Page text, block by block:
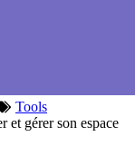
Tools
et gérer son espace